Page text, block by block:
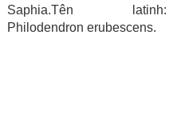
Saphia.Tên latinh:
Philodendron erubescens.